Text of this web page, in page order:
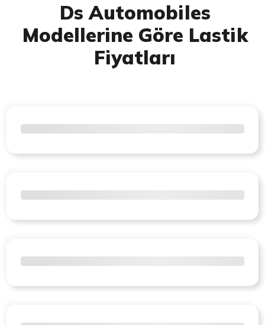
Ds Automobiles
Modellerine Göre Lastik
Fiyatları